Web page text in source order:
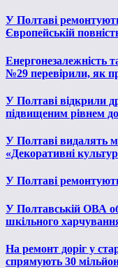
У Полтаві
Європейській
Енергонезалежність
№29 перевірили, як
У Полтаві відкрили
підвищеним рівнем
У Полтаві видалять
«Декоративні
У Полтаві
У Полтавській ОВА
шкільного
На ремонт доріг у
спрямують 30